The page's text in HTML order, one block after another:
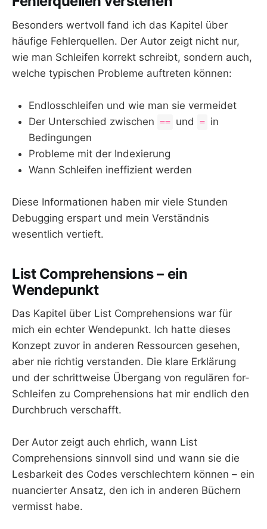
Besonders wertvoll fand ich das Kapitel über
häufige Fehlerquellen. Der Autor zeigt nicht nur,
wie man Schleifen korrekt schreibt, sondern auch,
welche typischen Probleme auftreten können:
Endlosschleifen und wie man sie vermeidet
Der Unterschied zwischen == und = in
Bedingungen
Probleme mit der Indexierung
Wann Schleifen ineffizient werden
Diese Informationen haben mir viele Stunden
Debugging erspart und mein Verständnis
wesentlich vertieft.
List Comprehensions – ein
Wendepunkt
Das Kapitel über List Comprehensions war für
mich ein echter Wendepunkt. Ich hatte dieses
Konzept zuvor in anderen Ressourcen gesehen,
aber nie richtig verstanden. Die klare Erklärung
und der schrittweise Übergang von regulären for-
Schleifen zu Comprehensions hat mir endlich den
Durchbruch verschafft.
Der Autor zeigt auch ehrlich, wann List
Comprehensions sinnvoll sind und wann sie die
Lesbarkeit des Codes verschlechtern können – ein
nuancierter Ansatz, den ich in anderen Büchern
vermisst habe.